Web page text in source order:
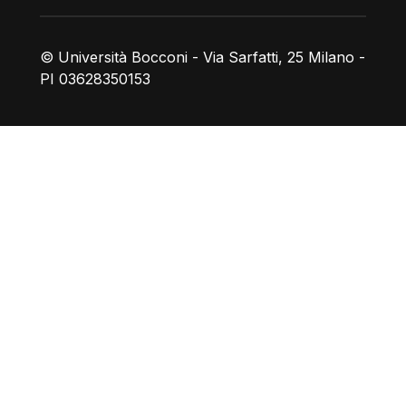
© Università Bocconi - Via Sarfatti, 25 Milano -
PI 03628350153